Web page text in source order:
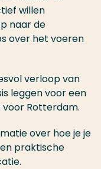
willen
naar de
over het voeren
verloop van
leggen voor een
Rotterdam.
over hoe je je
praktische